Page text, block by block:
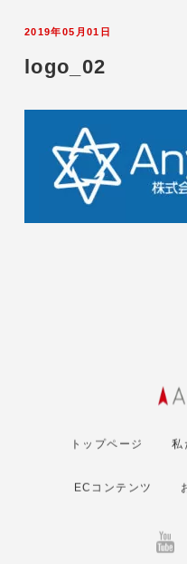
2019年05月01日
logo_02
トップページ 私
ECコンテンツ